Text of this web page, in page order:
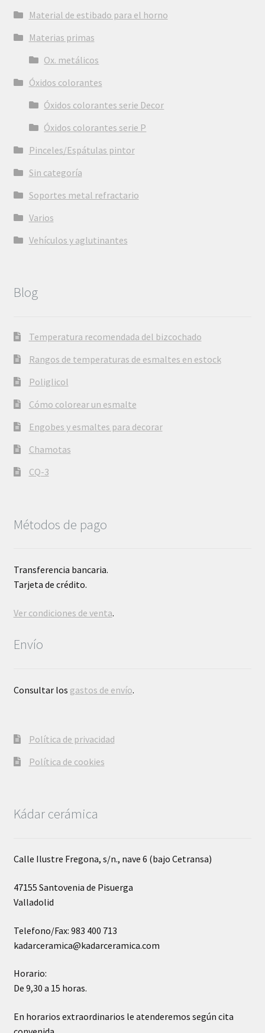
Material de estibado para el horno
Materias primas
Ox. metálicos
Óxidos colorantes
Óxidos colorantes serie Decor
Óxidos colorantes serie P
Pinceles/Espátulas pintor
Sin categoría
Soportes metal refractario
Varios
Vehículos y aglutinantes
Blog
Temperatura recomendada del bizcochado
Rangos de temperaturas de esmaltes en estock
Poliglicol
Cómo colorear un esmalte
Engobes y esmaltes para decorar
Chamotas
CQ-3
Métodos de pago
Transferencia bancaria.
Tarjeta de crédito.
Ver condiciones de venta.
Envío
Consultar los gastos de envío.
Política de privacidad
Política de cookies
Kádar cerámica
Calle Ilustre Fregona, s/n., nave 6 (bajo Cetransa)
47155 Santovenia de Pisuerga
Valladolid
Telefono/Fax: 983 400 713
kadarceramica@kadarceramica.com
Horario:
De 9,30 a 15 horas.
En horarios extraordinarios le atenderemos según cita